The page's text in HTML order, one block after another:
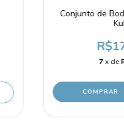
Conjunto de
7x de
COMPRAR